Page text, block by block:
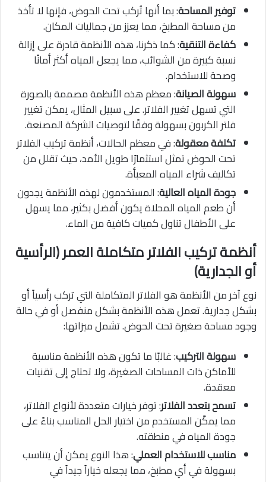
توفير المساحة: بما أنها تُركب تحت الحوض، فإنها لا تأخذ
من مساحة المطبخ، مما يعزز من جماليات المكان.
كفاءة التنقية: كما ذكرنا، هذه الأنظمة قادرة على إزالة
نسبة كبيرة من الشوائب، مما يجعل المياه أكثر أمانًا
وصحة للاستخدام.
سهولة الصيانة: معظم هذه الأنظمة مصممة بالصورة
التي تسهل تغيير الفلاتر. على سبيل المثال، يمكن تغيير
فلتر الكربون بسهولة وفقًا لتوصيات الشركة المصنعة.
تكلفة معقولة: في معظم الحالات، أنظمة تركيب الفلاتر
تحت الحوض تمثل استثمارًا طويل الأمد، حيث تقلل من
تكاليف شراء المياه المعبأة.
جودة المياه العالية: المستخدمون لهذه الأنظمة يجدون
أن طعم المياه المحلاة يكون أفضل بكثير، مما يسهل
على الأطفال تناول كميات كافية من الماء.
أنظمة تركيب الفلاتر متكاملة العمر (الرأسية
أو الجدارية)
نوع آخر من الأنظمة هو الفلاتر المتكاملة التي تركب رأسياً أو
بشكل جدارية. تعمل هذه الأنظمة بشكل منفصل أو في حالة
وجود مساحة صغيرة تحت الحوض. تشمل ميزاتها:
سهولة التركيب: غالبًا ما تكون هذه الأنظمة مناسبة
للأماكن ذات المساحات الصغيرة، ولا تحتاج إلى تقنيات
معقدة.
تسمح بتعدد الفلاتر: توفر خيارات متعددة لأنواع الفلاتر،
مما يمكّن المستخدم من اختيار الحل المناسب بناءً على
جودة المياه في منطقته.
مناسب للاستخدام العملي: هذا النوع يمكن أن يتناسب
بسهولة في أي مطبخ، مما يجعله خياراً جيداً في